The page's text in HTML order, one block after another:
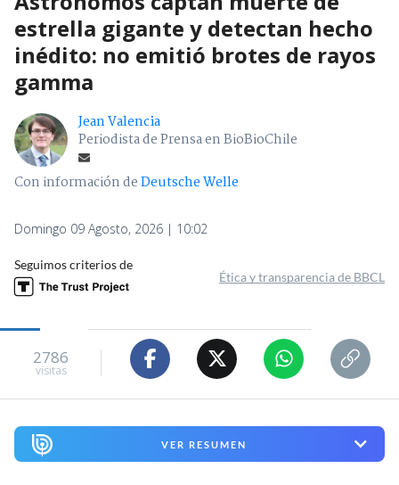
estrella gigante y detectan hecho
inédito: no emitió brotes de rayos
gamma
Jean Valencia
Periodista de Prensa en BioBioChile
Con información deDeutsche Welle
Domingo 09 Agosto, 2026 | 10:02
Seguimos criterios de
Ética y transparencia de BBCL
2786
visitas
VER RESUMEN